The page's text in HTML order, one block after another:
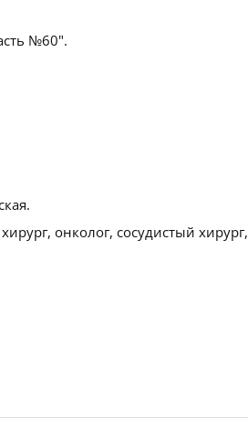
№60".
онколог, сосудистый хирург,